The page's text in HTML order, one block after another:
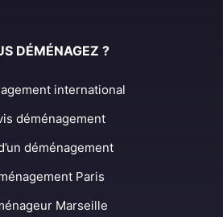
DÉMÉNAGEZ ?
international
déménagement
déménagement
Paris
Marseille